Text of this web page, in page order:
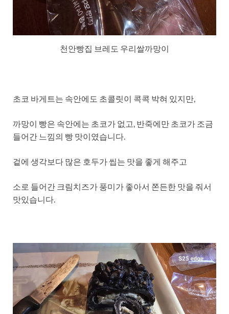
천안빵집 브레도 우리쌀까망이
초코 바게트는 속안에도 초콜릿이 콕콕 박혀 있지만,
까망이 빵은 속안에는 초코가 없고, 반죽에만 초코가 조금
들어간 느낌의 빵 맛이였습니다.
겉에 생각보다 많은 호두가 씹는 맛을 좋게 해주고
소로 들어간 크림치즈가 풍미가 좋아서 쫀든한 맛을 줘서
맛있습니다.